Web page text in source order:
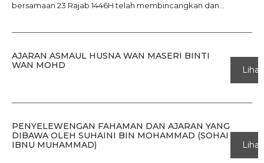
bersamaan 23 Rajab 1446H telah membincangkan dan...
AJARAN ASMAUL HUSNA WAN MASERI BINTI
WAN MOHD
Lihat
PENYELEWENGAN FAHAMAN DAN AJARAN YANG
DIBAWA OLEH SUHAINI BIN MOHAMMAD (SOHAI
IBNU MUHAMMAD)
Lihat